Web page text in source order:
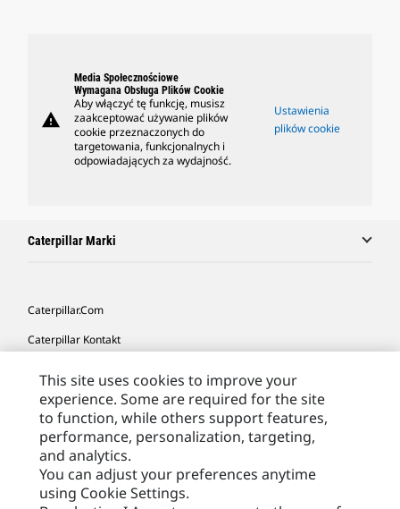
warning
Media Społecznościowe
Wymagana Obsługa Plików Cookie
Aby włączyć tę funkcję, musisz
zaakceptować używanie plików
cookie przeznaczonych do
targetowania, funkcjonalnych i
odpowiadających za wydajność.
Ustawienia
plików cookie
Caterpillar Marki
Caterpillar.com
Caterpillar Kontakt
Moje Preferencje Marketingowe
Site Map
Cookie Settings
Legal
This site uses cookies to improve your
experience. Some are required for the site
to function, while others support features,
performance, personalization, targeting,
and analytics.
You can adjust your preferences anytime
using Cookie Settings.